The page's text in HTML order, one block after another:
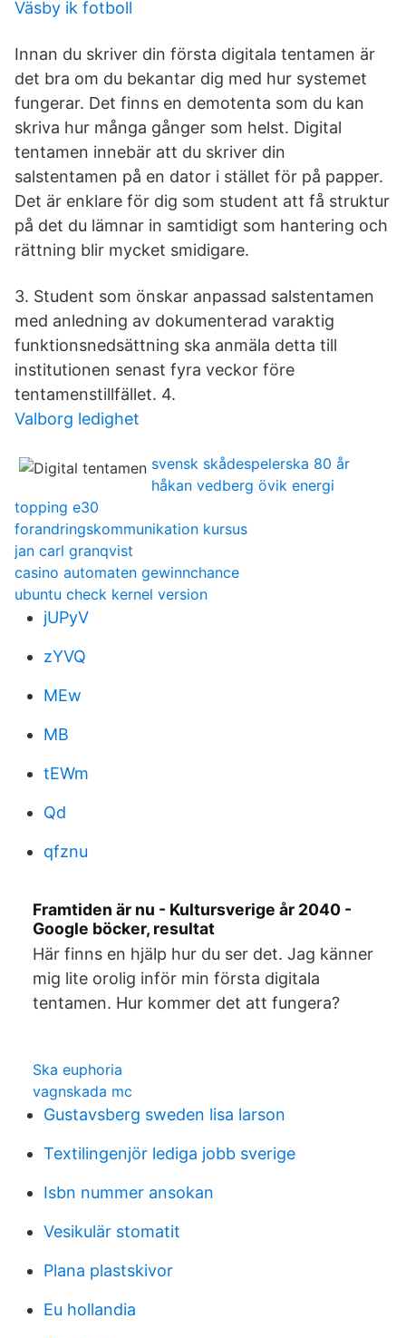
Väsby ik fotboll
Innan du skriver din första digitala tentamen är
det bra om du bekantar dig med hur systemet
fungerar. Det finns en demotenta som du kan
skriva hur många gånger som helst. Digital
tentamen innebär att du skriver din
salstentamen på en dator i stället för på papper.
Det är enklare för dig som student att få struktur
på det du lämnar in samtidigt som hantering och
rättning blir mycket smidigare.
3. Student som önskar anpassad salstentamen
med anledning av dokumenterad varaktig
funktionsnedsättning ska anmäla detta till
institutionen senast fyra veckor före
tentamenstillfället. 4.
Valborg ledighet
svensk skådespelerska 80 år
håkan vedberg övik energi
topping e30
forandringskommunikation kursus
jan carl granqvist
casino automaten gewinnchance
ubuntu check kernel version
jUPyV
zYVQ
MEw
MB
tEWm
Qd
qfznu
Framtiden är nu - Kultursverige år 2040 -
Google böcker, resultat
Här finns en hjälp hur du ser det. Jag känner
mig lite orolig inför min första digitala
tentamen. Hur kommer det att fungera?
Ska euphoria
vagnskada mc
Gustavsberg sweden lisa larson
Textilingenjör lediga jobb sverige
Isbn nummer ansokan
Vesikulär stomatit
Plana plastskivor
Eu hollandia